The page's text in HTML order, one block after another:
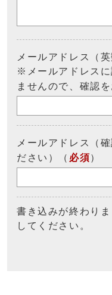
メールアドレス（
※メールアドレスに
ませんので、確認
メールアドレス（
ださい）（ 必須）
書き込みが終わり
してください。